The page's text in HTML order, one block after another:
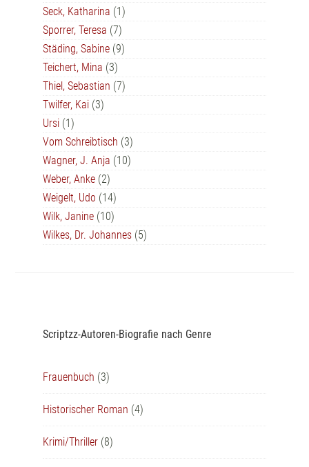
Seck, Katharina (1)
Sporrer, Teresa (7)
Städing, Sabine (9)
Teichert, Mina (3)
Thiel, Sebastian (7)
Twilfer, Kai (3)
Ursi (1)
Vom Schreibtisch (3)
Wagner, J. Anja (10)
Weber, Anke (2)
Weigelt, Udo (14)
Wilk, Janine (10)
Wilkes, Dr. Johannes (5)
Scriptzz-Autoren-Biografie nach Genre
Frauenbuch (3)
Historischer Roman (4)
Krimi/Thriller (8)